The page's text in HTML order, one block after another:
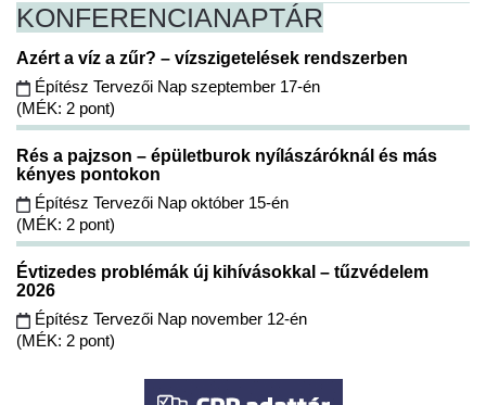
KONFERENCIANAPTÁR
Azért a víz a zűr? – vízszigetelések rendszerben
Építész Tervezői Nap szeptember 17-én
(MÉK: 2 pont)
Rés a pajzson – épületburok nyílászáróknál és más
kényes pontokon
Építész Tervezői Nap október 15-én
(MÉK: 2 pont)
Évtizedes problémák új kihívásokkal – tűzvédelem
2026
Építész Tervezői Nap november 12-én
(MÉK: 2 pont)